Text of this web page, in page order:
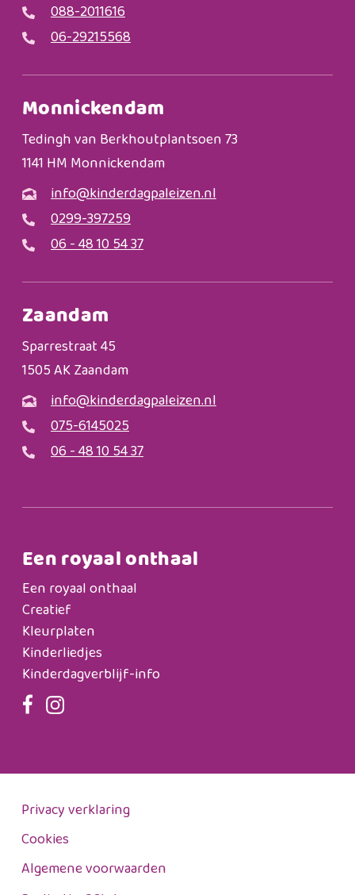
088-2011616
06-29215568
Monnickendam
Tedingh van Berkhoutplantsoen 73
1141 HM Monnickendam
info@kinderdagpaleizen.nl
0299-397259
06 - 48 10 54 37
Zaandam
Sparrestraat 45
1505 AK Zaandam
info@kinderdagpaleizen.nl
075-6145025
06 - 48 10 54 37
Een royaal onthaal
Een royaal onthaal
Creatief
Kleurplaten
Kinderliedjes
Kinderdagverblijf-info
Privacy verklaring
Cookies
Algemene voorwaarden